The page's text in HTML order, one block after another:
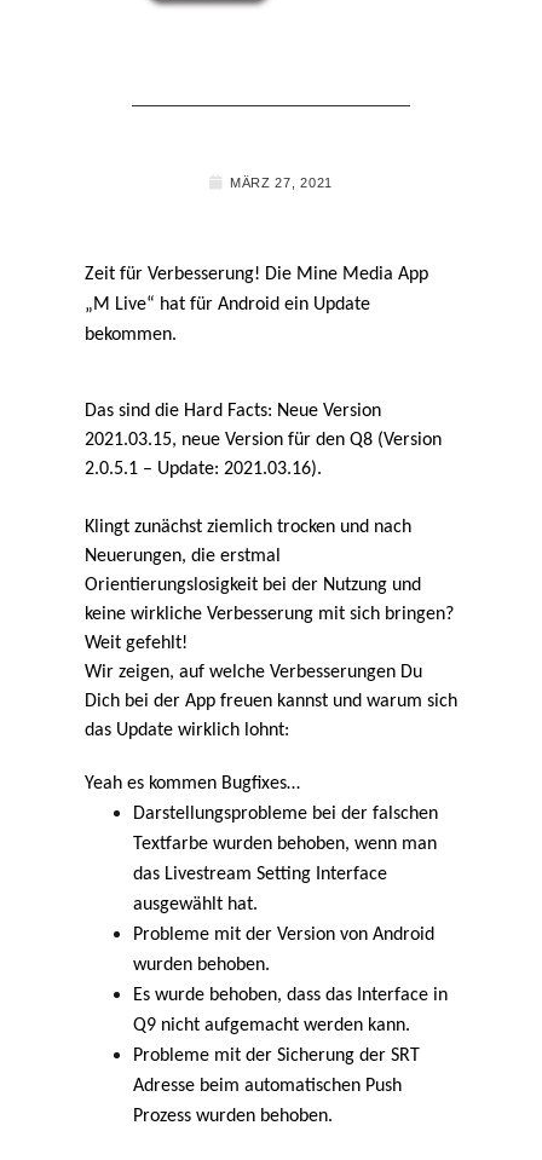
MÄRZ 27, 2021
Zeit für Verbesserung! Die Mine Media App
„M Live“ hat für Android ein Update
bekommen.
Das sind die Hard Facts: Neue Version
2021.03.15, neue Version für den Q8 (Version
2.0.5.1 – Update: 2021.03.16).
Klingt zunächst ziemlich trocken und nach
Neuerungen, die erstmal
Orientierungslosigkeit bei der Nutzung und
keine wirkliche Verbesserung mit sich bringen?
Weit gefehlt!
Wir zeigen, auf welche Verbesserungen Du
Dich bei der App freuen kannst und warum sich
das Update wirklich lohnt:
Yeah es kommen Bugfixes…
Darstellungsprobleme bei der falschen
Textfarbe wurden behoben, wenn man
das Livestream Setting Interface
ausgewählt hat.
Probleme mit der Version von Android
wurden behoben.
Es wurde behoben, dass das Interface in
Q9 nicht aufgemacht werden kann.
Probleme mit der Sicherung der SRT
Adresse beim automatischen Push
Prozess wurden behoben.